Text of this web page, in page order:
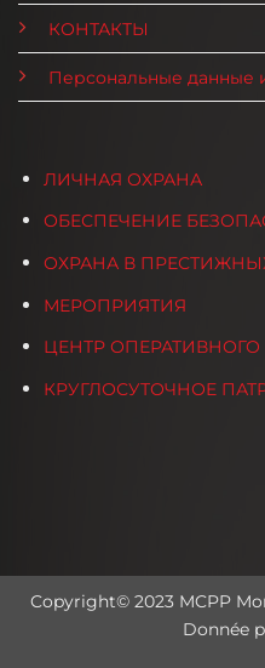
КОНТАКТЫ
Персональные данные
ЛИЧНАЯ ОХРАНА
ОБЕСПЕЧЕНИЕ
ОХРАНА В
МЕРОПРИЯТИЯ
ЦЕНТР
КРУГЛОСУТОЧНОЕ
Copyright© 2023 MCPP
Donnée